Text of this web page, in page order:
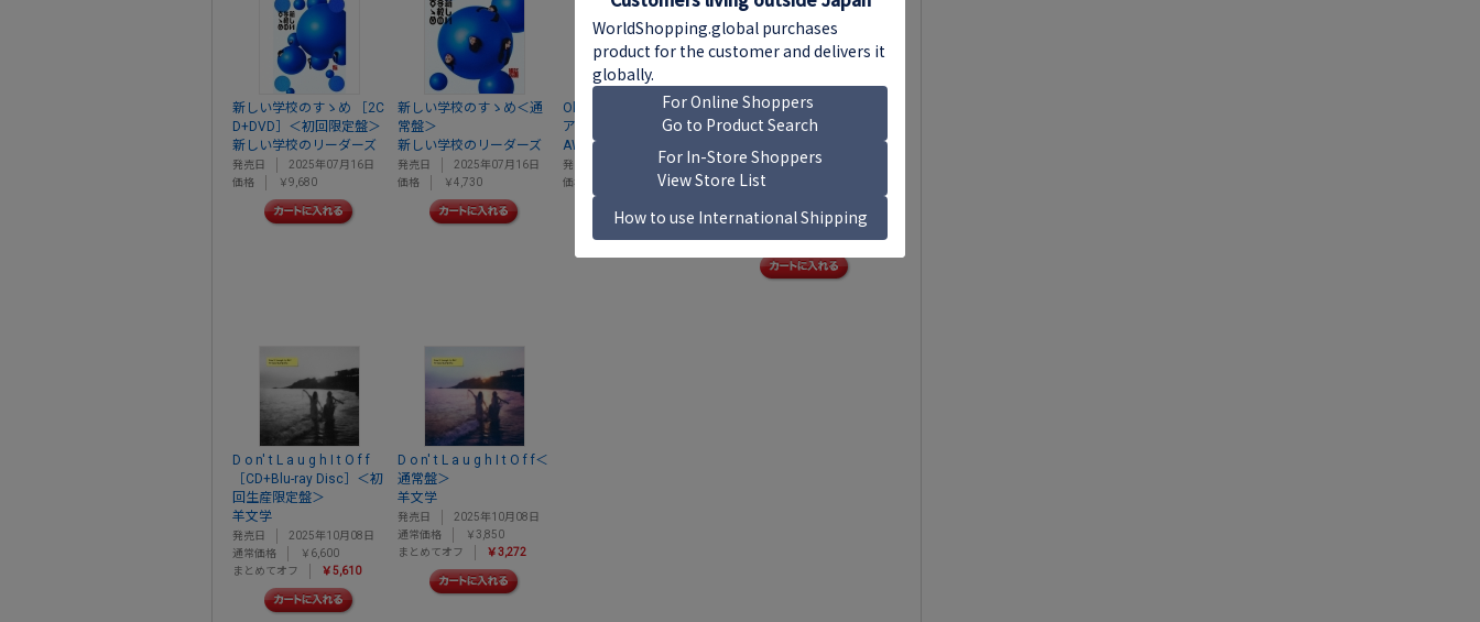
新しい学校のすゝめ ［2C
D+DVD］＜初回限定盤＞
新しい学校のリーダーズ
発売日
2025年07月16日
価格
￥9,680
新しい学校のすゝめ＜通
常盤＞
新しい学校のリーダーズ
発売日
2025年07月16日
価格
￥4,730
Okinawan Wuman＜クリ
ア・ヴァイナル＞
AWICH
発売日
2026年04月29日
価格
D o n' t L a u g h I t O f f
［CD+Blu-ray Disc+"ひつ
＜完全生産限定盤＞
羊文学
通常価格
￥8,800
D o n' t L a u g h I t O f f
［CD+Blu-ray Disc］＜初
回生産限定盤＞
羊文学
発売日
2025年10月08日
通常価格
￥6,600
まとめてオフ
￥5,610
D o n' t L a u g h I t O f f＜
通常盤＞
羊文学
発売日
2025年10月08日
通常価格
￥3,850
まとめてオフ
￥3,272